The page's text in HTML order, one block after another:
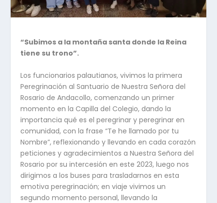
“Subimos a la montaña santa donde la Reina
tiene su trono”.
Los funcionarios palautianos, vivimos la primera
Peregrinación al Santuario de Nuestra Señora del
Rosario de Andacollo, comenzando un primer
momento en la Capilla del Colegio, dando la
importancia qué es el peregrinar y peregrinar en
comunidad, con la frase “Te he llamado por tu
Nombre”, reflexionando y llevando en cada corazón
peticiones y agradecimientos a Nuestra Señora del
Rosario por su intercesión en este 2023, luego nos
dirigimos a los buses para trasladarnos en esta
emotiva peregrinación; en viaje vivimos un
segundo momento personal, llevando la